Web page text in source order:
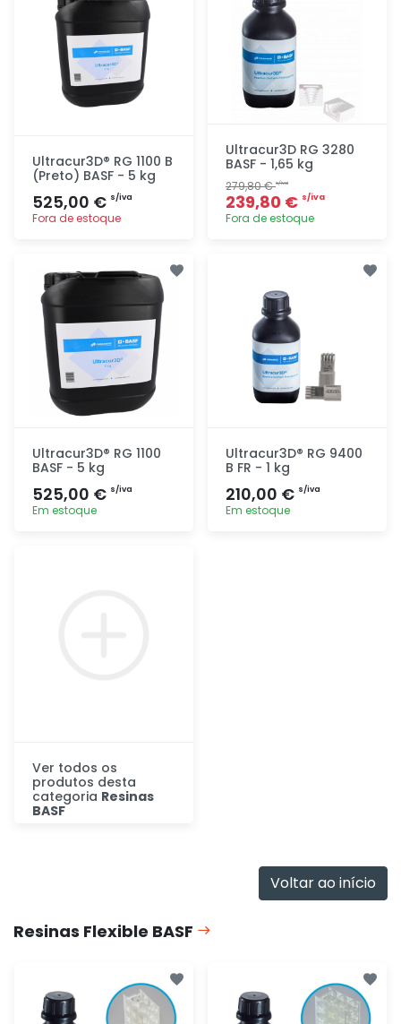
Ultracur3D® RG 1100 B
(Preto) BASF - 5 kg
525,00 € s/iva
Fora de estoque
rapidamente
Ultracur3D RG 3280
BASF - 1,65 kg
279,80 €s/iva
239,80 € s/iva
Fora de estoque
Ultracur3D® RG 1100
BASF - 5 kg
525,00 € s/iva
Em estoque
Ultracur3D® RG 9400
B FR - 1 kg
210,00 € s/iva
Em estoque
Ver todos os
produtos desta
categoria Resinas
BASF
Voltar ao início
Resinas Flexible BASF